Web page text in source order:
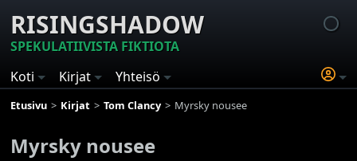
RISINGSHADOW
SPEKULATIIVISTA FIKTIOTA
Koti
Kirjat Yhteisö
Etusivu Kirjat Tom Clancy Myrsky nousee
Myrsky nousee